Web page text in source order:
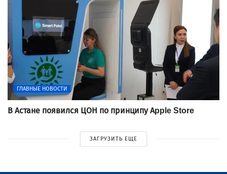
ГЛАВНЫЕ НОВОСТИ
В Астане появился ЦОН по принципу Apple Store
ЗАГРУЗИТЬ ЕЩЕ